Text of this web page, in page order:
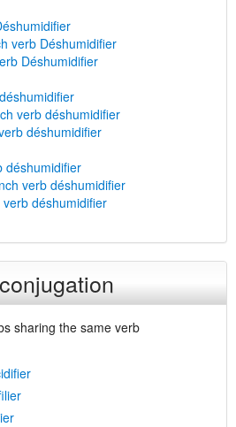
verb Déshumidifier
Déshumidifier
verb déshumidifier
déshumidifier
déshumidifier
verb déshumidifier
déshumidifier
sharing the same verb